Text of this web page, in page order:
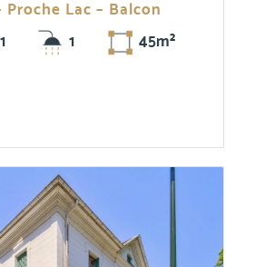
Lac – Balcon
1 1 45m²